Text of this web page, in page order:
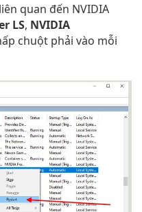
quan đến NVIDIA
LS, NVIDIA
chuột phải vào mỗi